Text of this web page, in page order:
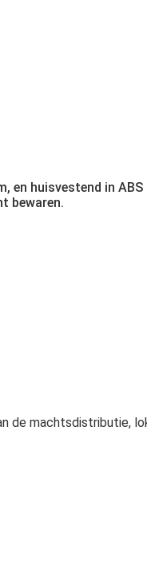
en huisvestend in ABS
bewaren.
de machtsdistributie,